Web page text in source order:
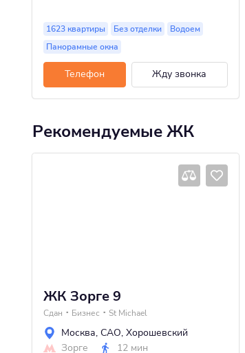
1623 квартиры Без отделки
Водоем
Панорамные окна
Телефон Жду звонка
Рекомендуемые ЖК
ЖК Зорге 9
Сдан Бизнес St Michael
Москва, САО, Хорошевский
Зорге
12 мин